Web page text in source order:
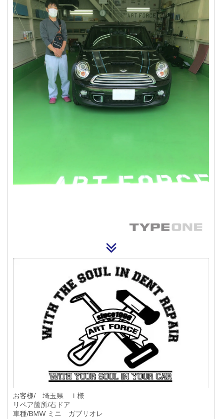
お客様/ 埼玉県 Ｉ様
リペア箇所/右ドア
車種/BMW ミニ ガブリオレ